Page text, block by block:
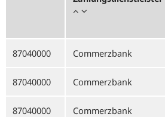
87040000 Commerzbank
87040000 Commerzbank
87040000 Commerzbank